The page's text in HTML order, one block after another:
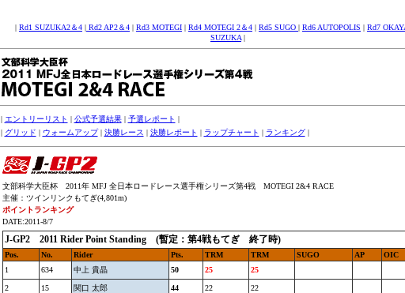
| Rd1 SUZUKA2＆4 | Rd2 AP2＆4 | Rd3 MOTEGI | Rd4 MOTEGI 2＆4 | Rd5 SUGO | Rd6 AUTOPOLIS | Rd7
SUZUKA |
| エントリーリスト | 公式予選結果| 予選レポート |
| グリッド | ウォームアップ| 決勝レース | 決勝レポート | ラップチャート | ランキング|
文部科学大臣杯 2011年 MFJ 全日本ロードレース選手権シリーズ第4戦 MOTEGI 2&4 RACE
主催：ツインリンクもてぎ(4,801m)
ポイントランキング
DATE:2011-8/7
J-GP2 2011 Rider Point Standing (暫定：第4戦もてぎ 終了時)
Pos. No. Rider Pts. TRM TRM SUGO AP OIC
1
634 中上 貴晶 50 25 25
2 15 関口 太郎 44 22 22